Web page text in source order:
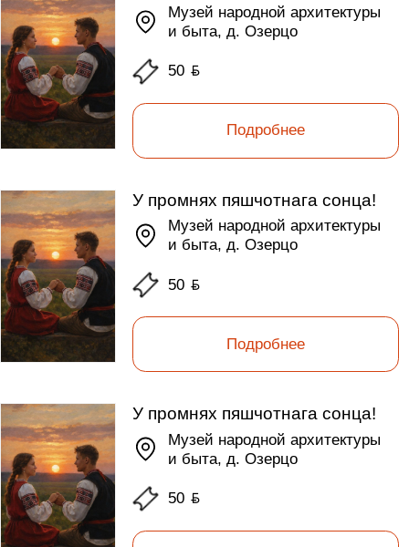
Музей народной архитектуры
и быта, д. Озерцо
50ƃ
Подробнее
У промнях пяшчотнага сонца!
Музей народной архитектуры
и быта, д. Озерцо
50ƃ
Подробнее
У промнях пяшчотнага сонца!
Музей народной архитектуры
и быта, д. Озерцо
50ƃ